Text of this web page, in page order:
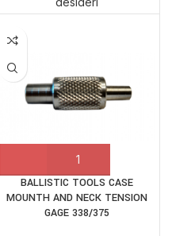
BALLISTIC TOOLS CASE
MOUNTH AND NECK TENSION
GAGE 338/375